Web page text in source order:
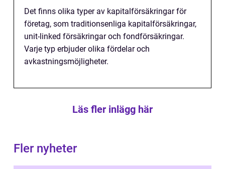
Det finns olika typer av kapitalförsäkringar för
företag, som traditionsenliga kapitalförsäkringar,
unit-linked försäkringar och fondförsäkringar.
Varje typ erbjuder olika fördelar och
avkastningsmöjligheter.
Läs fler inlägg här
Fler nyheter